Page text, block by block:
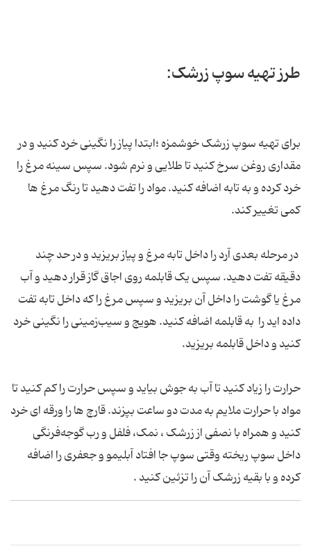
طرز تهیه سوپ زرشک:
برای تهیه سوپ زرشک خوشمزه ؛ابتدا پیاز را نگینی خرد کنید و در
مقداری روغن سرخ کنید تا طلایی و نرم شود. سپس سینه مرغ را
خرد کرده و به تابه اضافه کنید. مواد را تفت دهید تا رنگ مرغ ها
کمی تغییر کند.
در مرحله بعدی آرد را داخل تابه مرغ و پیاز بریزید و در حد چند
دقیقه تفت دهید. سپس یک قابلمه روی اجاق گاز قرار دهید و آب
مرغ یا گوشت را داخل آن بریزید و سپس مرغ را که داخل تابه تفت
داده اید را به قابلمه اضافه کنید. هویج و سیب‌زمینی را نگینی خرد
کنید و داخل قابلمه بریزید.
حرارت را زیاد کنید تا آب به جوش بیاید و سپس حرارت را کم کنید تا
مواد با حرارت ملایم به مدت دو ساعت بپزند. قارچ ها را ورقه ای خرد
کنید و همراه با نصفی از زرشک ، نمک، فلفل و رب گوجه‌فرنگی
داخل سوپ ریخته وقتی سوپ جا افتاد آبلیمو و جعفری را اضافه
کرده و با بقیه زرشک آن را تزئین کنید .